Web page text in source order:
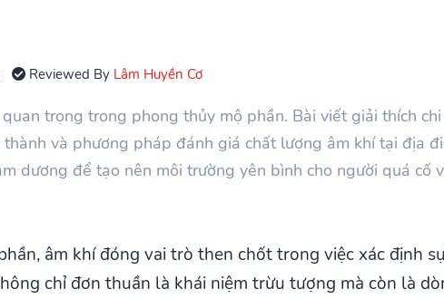
Reviewed By Lâm Huyền Cơ
trọng trong phong thủy mộ phần. Bài viết giải thích
và phương pháp đánh giá chất lượng âm khí tại địa
dương để tạo nên môi trường yên bình cho người quá cố
âm khí đóng vai trò then chốt trong việc xác định
chỉ đơn thuần là khái niệm trừu tượng mà còn là